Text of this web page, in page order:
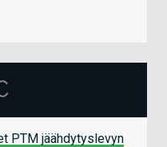
PTM jäähdytyslevyn